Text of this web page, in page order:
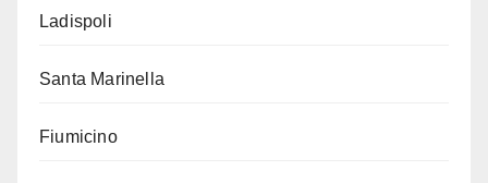
Ladispoli
Santa Marinella
Fiumicino